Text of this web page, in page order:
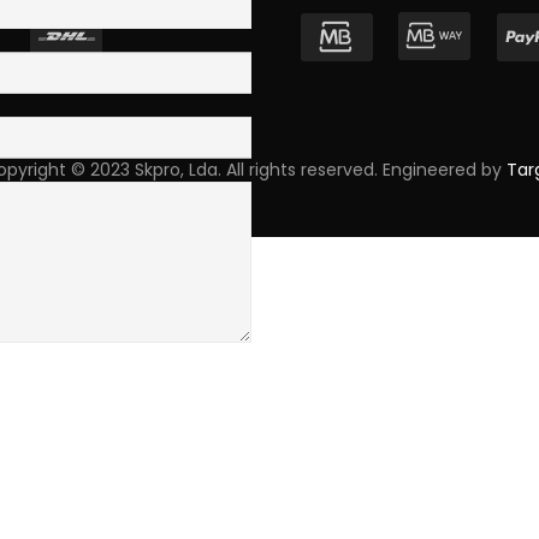
© 2023 Skpro, Lda. All rights reserved. Engineered by